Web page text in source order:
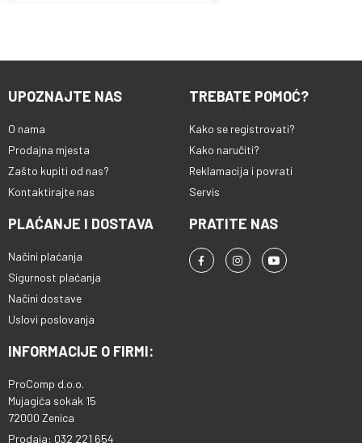
UPOZNAJTE NAS
O nama
Prodajna mjesta
Zašto kupiti od nas?
Kontaktirajte nas
TREBATE POMOĆ?
Kako se registrovati?
Kako naručiti?
Reklamacija i povrati
Servis
PLAĆANJE I DOSTAVA
Načini plaćanja
Sigurnost plaćanja
Načini dostave
Uslovi poslovanja
PRATITE NAS
INFORMACIJE O FIRMI:
ProComp d.o.o.
Mujagića sokak 15
72000 Zenica
Prodaja: 032 221 654